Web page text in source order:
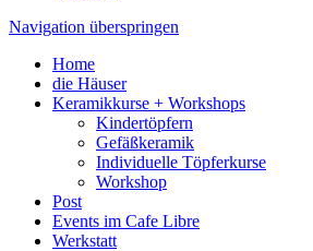
Navigation überspringen
Home
die Häuser
Keramikkurse + Workshops
Kindertöpfern
Gefäßkeramik
Individuelle Töpferkurse
Workshop
Post
Events im Cafe Libre
Werkstatt